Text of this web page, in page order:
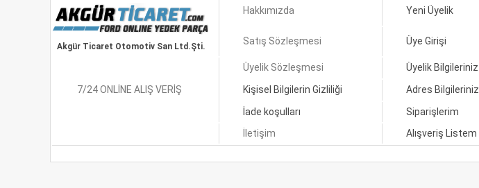
Akgür Ticaret Otomotiv San Ltd.Şti.
Hakkımızda Yeni Üyelik
Satış Sözleşmesi Üye Girişi
7/24 ONLİNE ALIŞ VERİŞ
Üyelik Sözleşmesi Üyelik Bilgileriniz
Kişisel Bilgilerin Gizliliği
Adres Bilgileriniz
İade koşulları
Siparişlerim
İletişim
Alışveriş Listem